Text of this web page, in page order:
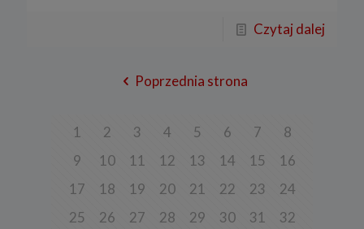
Czytaj dalej
Poprzednia strona
1 2 3 4 5 6 7
8
9
10 11 12 13 14 15
16
17
18 19 20 21 22 23
24
25
26 27 28 29 30 31 32